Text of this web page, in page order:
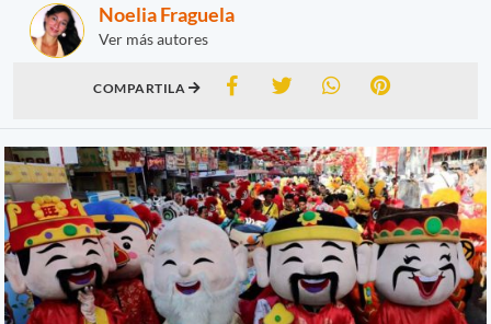
Noelia Fraguela
Ver más autores
COMPARTILA